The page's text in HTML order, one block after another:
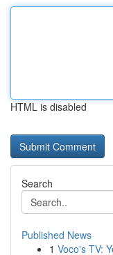
HTML is disabled
Search
Published News
1 Voco's TV: